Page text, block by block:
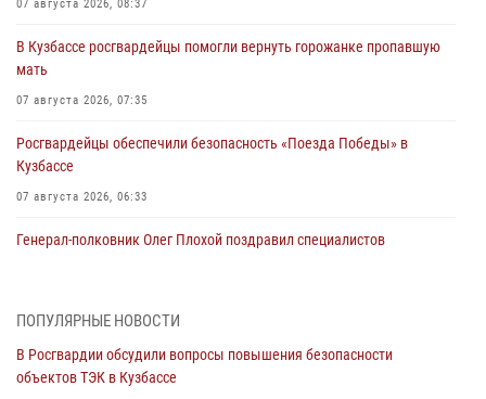
07 августа 2026, 08:37
В Кузбассе росгвардейцы помогли вернуть горожанке пропавшую
мать
07 августа 2026, 07:35
Росгвардейцы обеспечили безопасность «Поезда Победы» в
Кузбассе
07 августа 2026, 06:33
Генерал-полковник Олег Плохой поздравил специалистов
07 августа 2026, 05:32
С 1 сентября 2026 года вступает в силу новый федеральный закон о
частной охранной деятельности
ПОПУЛЯРНЫЕ НОВОСТИ
В Росгвардии обсудили вопросы повышения безопасности
объектов ТЭК в Кузбассе